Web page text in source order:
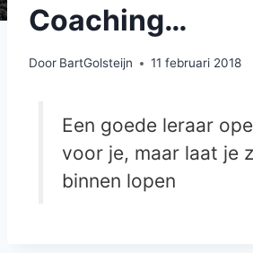
Coaching…
Door BartGolsteijn 11 februari 2018
Een goede leraar
voor je, maar laat je
binnen lopen